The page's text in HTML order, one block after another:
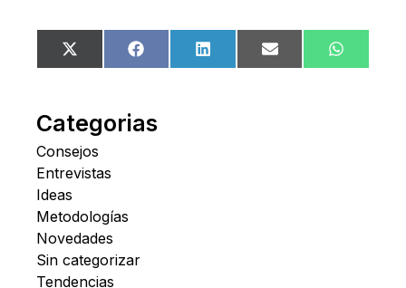
Compartir
en
X
(Twitter)
Compartir
en
FacebookCompartir
en
LinkedIn Compartir
en
Email
en
Categorias
Consejos
Entrevistas
Ideas
Metodologías
Novedades
Sin categorizar
Tendencias